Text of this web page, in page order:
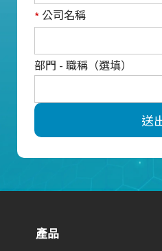
* 公司名稱
部門 - 職稱（選填）
送
產品